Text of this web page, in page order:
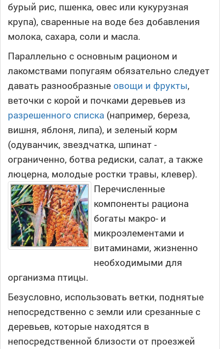
бурый рис, пшенка, овес или кукурузная
крупа), сваренные на воде без добавления
молока, сахара, соли и масла.
Параллельно с основным рационом и
лакомствами попугаям обязательно следует
давать разнообразные овощи и фрукты,
веточки с корой и почками деревьев из
разрешенного списка (например, береза,
вишня, яблоня, липа), и зеленый корм
(одуванчик, звездчатка, шпинат -
ограниченно, ботва редиски, салат, а также
люцерна, молодые ростки травы, клевер).
Перечисленные
компоненты рациона
богаты макро- и
микроэлементами и
витаминами, жизненно
необходимыми для
организма птицы.
Безусловно, использовать ветки, поднятые
непосредственно с земли или срезанные с
деревьев, которые находятся в
непосредственной близости от проезжей